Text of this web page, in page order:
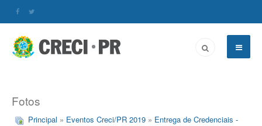
Fotos
Principal » Eventos Creci/PR 2019 » Entrega de Credenciais -